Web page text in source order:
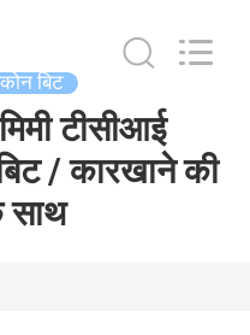
बिट
टीसीआई
/ कारखाने की
साथ